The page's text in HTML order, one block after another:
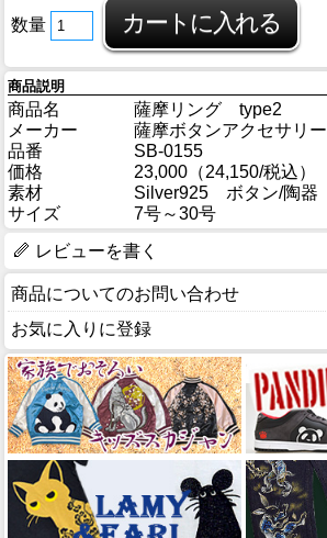
数量
商品説明
商品名
薩摩リング type2
メーカー
薩摩ボタンアクセサリー
品番
SB-0155
価格
23,000（24,150/税込）
素材
Silver925 ボタン/陶器
サイズ
7号～30号
レビューを書く
商品についてのお問い合わせ
お気に入りに登録